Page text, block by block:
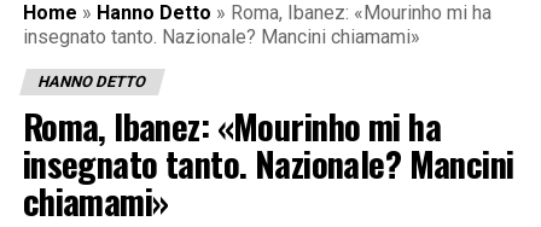
Home » Hanno Detto » Roma, Ibanez: «Mourinho mi ha
insegnato tanto. Nazionale? Mancini chiamami»
HANNO DETTO
Roma, Ibanez: «Mourinho mi ha
insegnato tanto. Nazionale? Mancini
chiamami»